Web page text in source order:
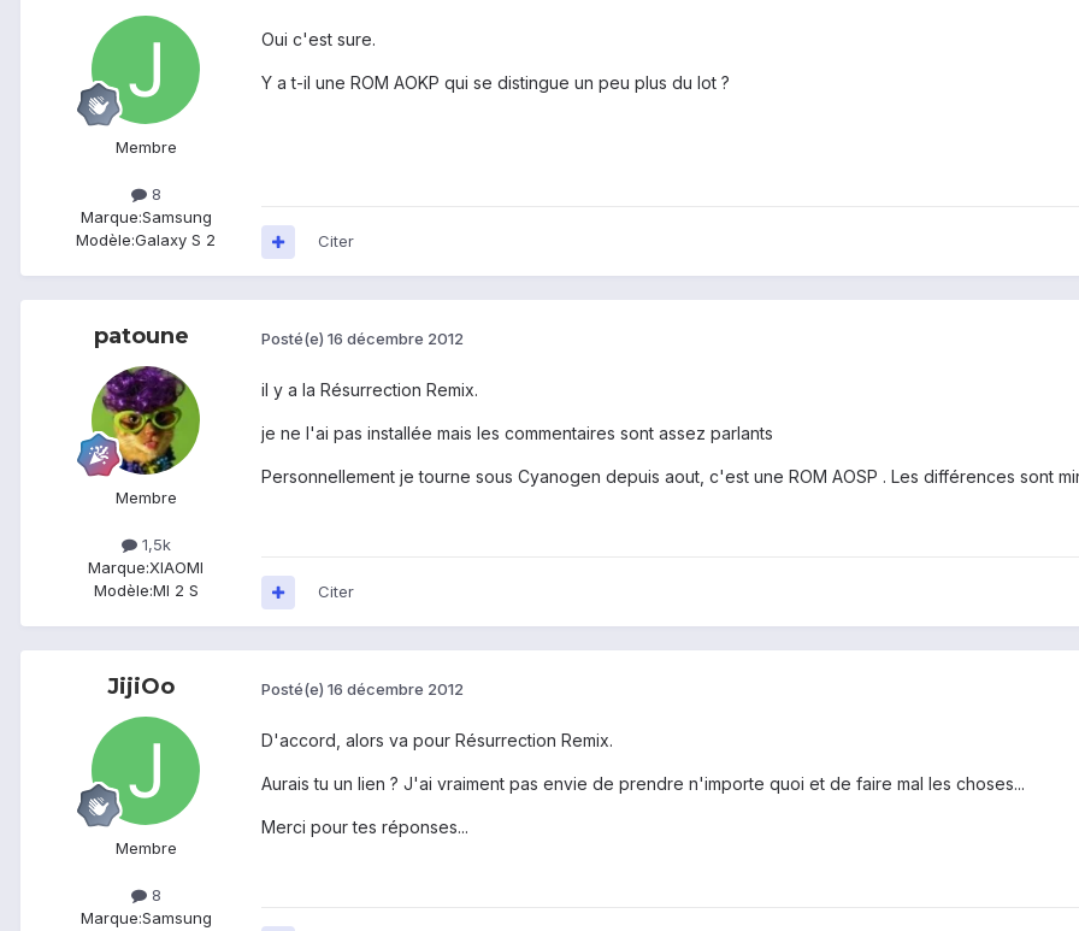
Membre
8
Marque:Samsung
Modèle:Galaxy S 2
Oui c'est sure.
Y a t-il une ROM AOKP qui se distingue un peu plus du lot ?
Citer
patoune
Membre
1,5k
Marque:XIAOMI
Modèle:MI 2 S
Posté(e) 16 décembre 2012
il y a la Résurrection Remix.
je ne l'ai pas installée mais les commentaires sont assez parlants
Personnellement je tourne sous Cyanogen depuis aout, c'est une ROM AOSP . Les différences sont
Citer
JijiOo
Membre
8
Marque:Samsung
Posté(e) 16 décembre 2012
D'accord, alors va pour Résurrection Remix.
Aurais tu un lien ? J'ai vraiment pas envie de prendre n'importe quoi et de faire mal les choses...
Merci pour tes réponses...